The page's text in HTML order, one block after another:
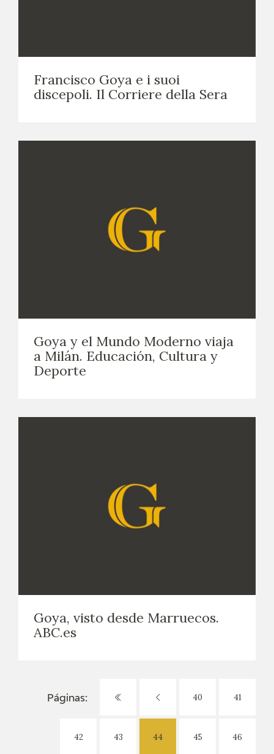
Francisco Goya e i suoi
discepoli. Il Corriere della Sera
Goya y el Mundo Moderno viaja
a Milán. Educación, Cultura y
Deporte
Goya, visto desde Marruecos.
ABC.es
Páginas: 40 41
42 43 44 45 46